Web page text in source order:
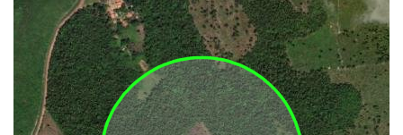
Terras
indígenas
(FUNAI)
UC Federal
UC Estaduais
UC